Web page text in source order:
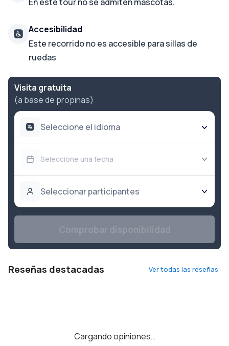
Accesibilidad
Este recorrido no es accesible para sillas de
ruedas
Visita gratuita
(a base de propinas)
Seleccione el idioma
Seleccione una fecha
Seleccionar participantes
Reseñas destacadas Ver todas las reseñas
Cargando opiniones…